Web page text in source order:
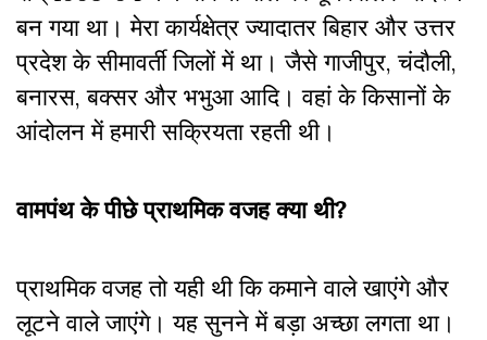
बन गया था। मेरा कार्यक्षेत्र ज्यादातर बिहार और उत्तर
प्रदेश के सीमावर्ती जिलों में था। जैसे गाजीपुर, चंदौली,
बनारस, बक्सर और भभुआ आदि। वहां के किसानों के
आंदोलन में हमारी सक्रियता रहती थी।
वामपंथ के पीछे प्राथमिक वजह क्या थी?
प्राथमिक वजह तो यही थी कि कमाने वाले खाएंगे और
लूटने वाले जाएंगे। यह सुनने में बड़ा अच्छा लगता था।